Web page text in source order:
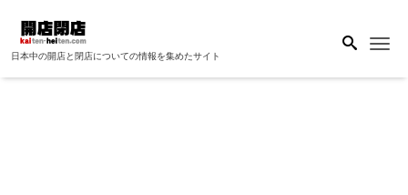
日本中の開店と閉店についての情報を集めたサイト